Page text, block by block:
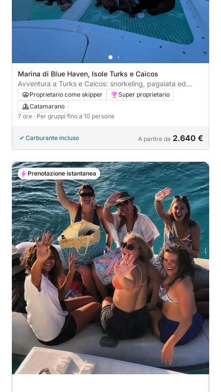
Marina di Blue Haven, Isole Turks e Caicos
Avventura a Turks e Caicos: snorkeling, pagaiata ed
esplorazione in catamarano
Proprietario come skipper
Super proprietario
Catamarano
7 ore · Per gruppi fino a 10 persone
Carburante incluso A partire da 2.640 €
Prenotazione istantanea